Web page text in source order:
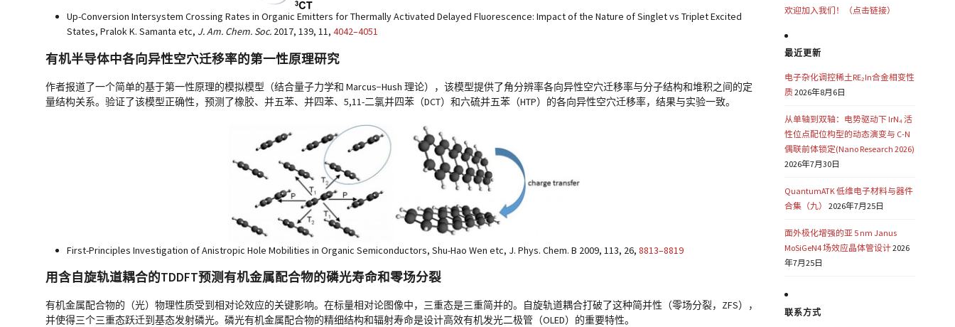
Up-Conversion Intersystem Crossing Rates in Organic Emitters for Thermally Activated Delayed Fluorescence: Impact of the Nature of Singlet vs Triplet Excited
States, Pralok K. Samanta etc, J. Am. Chem. Soc. 2017, 139, 11,4042–4051
有机半导体中各向异性空穴迁移率的第一性原理研究
作者报道了一个简单的基于第一性原理的模拟模型（结合量子力学和 Marcus−Hush 理论），该模型提供了角分辨率各向异性空穴迁移率与分子结构和堆积之间的定
量结构关系。验证了该模型正确性，预测了橡胶、并五苯、并四苯、5,11-二氯并四苯（DCT）和六硫并五苯（HTP）的各向异性空穴迁移率，结果与实验一致。
First-Principles Investigation of Anistropic Hole Mobilities in Organic Semiconductors, Shu-Hao Wen etc, J. Phys. Chem. B 2009, 113, 26,8813–8819
用含自旋轨道耦合的TDDFT预测有机金属配合物的磷光寿命和零场分裂
有机金属配合物的（光）物理性质受到相对论效应的关键影响。在标量相对论图像中，三重态是三重简并的。自旋轨道耦合打破了这种简并性（零场分裂，ZFS），
并使得三个三重态跃迁到基态发射磷光。磷光有机金属配合物的精细结构和辐射寿命是设计高效有机发光二极管（OLED）的重要特性。
欢迎加入我们！（点击链接）
最近更新
电子杂化调控稀土RE₂In合金相变性
质2026年8月6日
从单轴到双轴：电势驱动下 IrN₄ 活
性位点配位构型的动态演变与 C-N
偶联前体锁定(Nano Research 2026)
2026年7月30日
QuantumATK 低维电子材料与器件
合集（九）
2026年7月25日
面外极化增强的亚 5 nm Janus
MoSiGeN4 场效应晶体管设计2026
年7月25日
联系方式